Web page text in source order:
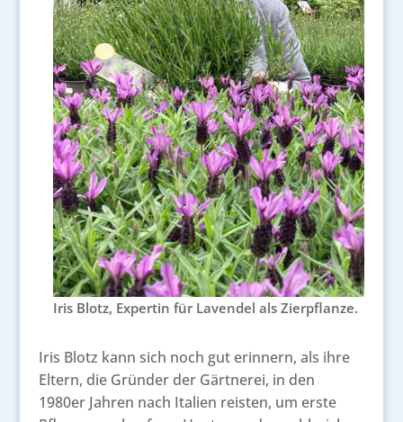
Iris Blotz, Expertin für Lavendel als Zierpflanze.
Iris Blotz kann sich noch gut erinnern, als ihre
Eltern, die Gründer der Gärtnerei, in den
1980er Jahren nach Italien reisten, um erste